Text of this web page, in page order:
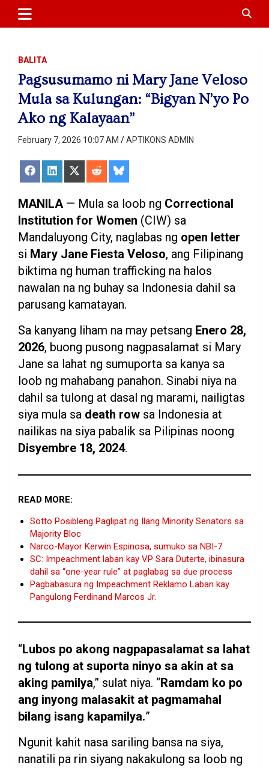
content
BALITA
Pagsusumamo ni Mary Jane Veloso
Mula sa Kulungan: “Bigyan N’yo Po
Ako ng Kalayaan”
February 7, 2026 10:07 AM APTIKONS ADMIN
Share Share ShareShareShare
MANILA — Mula sa loob ng Correctional
Institution for Women (CIW) sa
Mandaluyong City, naglabas ng open letter
si Mary Jane Fiesta Veloso, ang Filipinang
biktima ng human trafficking na halos
nawalan na ng buhay sa Indonesia dahil sa
parusang kamatayan.
Sa kanyang liham na may petsang Enero 28,
2026, buong pusong nagpasalamat si Mary
Jane sa lahat ng sumuporta sa kanya sa
loob ng mahabang panahon. Sinabi niya na
dahil sa tulong at dasal ng marami, nailigtas
siya mula sa death row sa Indonesia at
nailikas na siya pabalik sa Pilipinas noong
Disyembre 18, 2024.
READ MORE:
Sotto Posibleng Paglipat ng Ilang Minority Senators sa
Majority Bloc
Narco-Mayor Kerwin Espinosa, sumuko sa NBI-7
SC: Impeachment laban kay VP Sara Duterte, ibinasura
dahil sa “one-year rule” at paglabag sa due process
Pagbabasura ng Impeachment Reklamo Laban kay
Pangulong Ferdinand Marcos Jr.
“Lubos po akong nagpapasalamat sa lahat
ng tulong at suporta ninyo sa akin at sa
aking pamilya,” sulat niya. “Ramdam ko po
ang inyong malasakit at pagmamahal
bilang isang kapamilya.”
Ngunit kahit nasa sariling bansa na siya,
nanatili pa rin siyang nakakulong sa loob ng